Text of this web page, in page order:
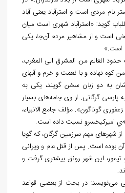
نام مردی است و استرآباد یعنی آباد
گوید: «استرآباد شهری است میان
است و از مشاهیر مردم آنجا، یکی
است.»
حدود العالم من المشرق الی المغرب،
کوه نهاده و با نعمت و خرم و آب‏های
به دو زبان سخن گویند، یکی به
پارسی گرگانی. از وی جامههای بسیار
گوناگون». مؤلف جامع الانبیاء،
ي امیرکیخسرو نسبت داده است.
شهرهای مهم سرزمین گرگان، كه گویا
بوده است. پس از قتل عام و ویرانی
این شهر رونق بیشتری گرفت و
می‌نویسد: در بحث از بعضی قواعد